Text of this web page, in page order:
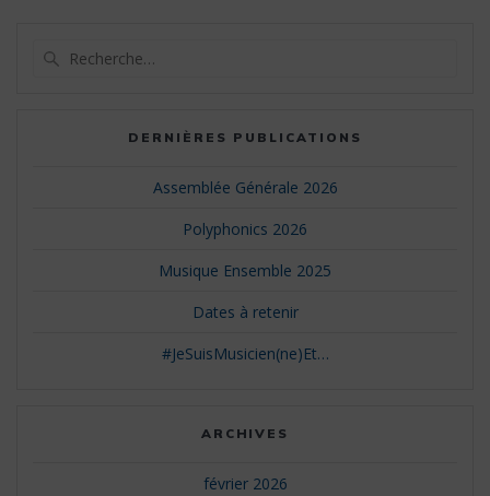
DERNIÈRES PUBLICATIONS
Assemblée Générale 2026
Polyphonics 2026
Musique Ensemble 2025
Dates à retenir
#JeSuisMusicien(ne)Et…
ARCHIVES
février 2026